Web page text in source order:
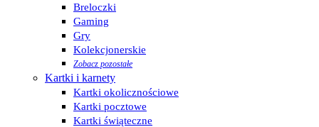
Breloczki
Gaming
Gry
Kolekcjonerskie
Zobacz pozostałe
Kartki i karnety
Kartki okolicznościowe
Kartki pocztowe
Kartki świąteczne